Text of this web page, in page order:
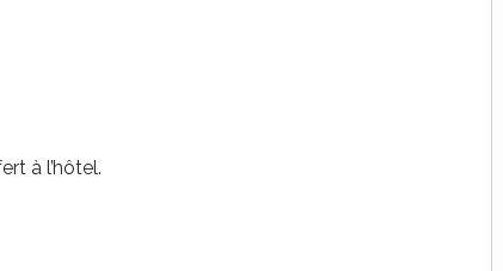
à l’hôtel.